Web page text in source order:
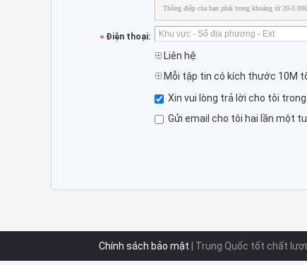
Thông điệp của bạn phải trong khoảng từ 20-
Điện thoại:
Liên hệ
Mỗi tập tin có kích thước 10M
Xin vui lòng trả lời cho tôi trong
Gửi email cho tôi hai lần một
Chính sách bảo mật | Trung Quốc tốt chất